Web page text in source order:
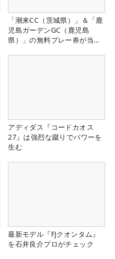
「潮来CC（茨城県）」＆「鹿
児島ガーデンGC（鹿児島
県）」の無料プレー券が当た
アディダス『コードカオス
27』は強烈な蹴りでパワーを
生む
最新モデル『FJクオンタム』
を石井良介プロがチェック